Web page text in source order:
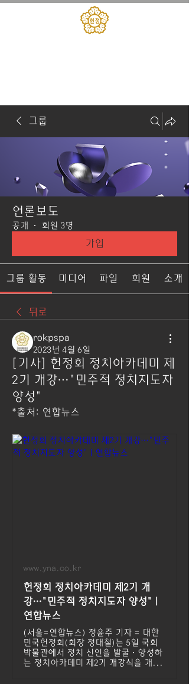
그룹
언론보도
공개 · 회원 3명
가입
그룹 활동 미디어 파일 회원 소개
뒤로
rokpspa
2023년 4월 6일
[기사] 헌정회 정치아카데미 제
2기 개강…"민주적 정치지도자
양성"
*출처: 연합뉴스
www.yna.co.kr
헌정회 정치아카데미 제2기 개
강…"민주적 정치지도자 양성" |
연합뉴스
(서울=연합뉴스) 정윤주 기자 = 대한
민국헌정회(회장 정대철)는 5일 국회
박물관에서 정치 신인을 발굴·양성하
는 정치아카데미 제2기 개강식을 개...